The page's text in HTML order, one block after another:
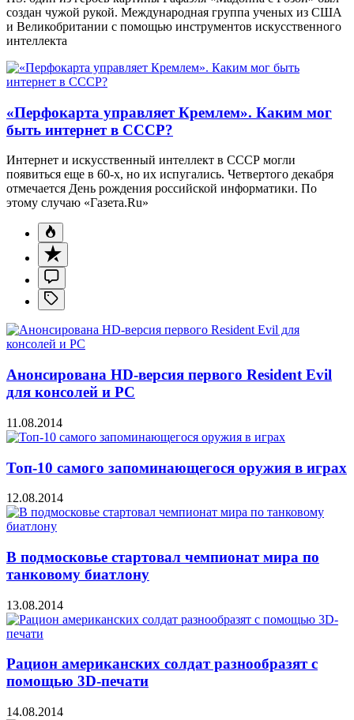
создан чужой рукой. Международная группа ученых из США
и Великобритании с помощью инструментов искусственного
интеллекта
«Перфокарта управляет Кремлем». Каким мог
быть интернет в СССР?
Интернет и искусственный интеллект в СССР могли
появиться еще в 60-х, но их испугались. Четвертого декабря
отмечается День рождения российской информатики. По
этому случаю «Газета.Ru»
Анонсирована HD-версия первого Resident Evil
для консолей и PC
11.08.2014
Топ-10 самого запоминающегося оружия в играх
12.08.2014
В подмосковье стартовал чемпионат мира по
танковому биатлону
13.08.2014
Рацион американских солдат разнообразят с
помощью 3D-печати
14.08.2014